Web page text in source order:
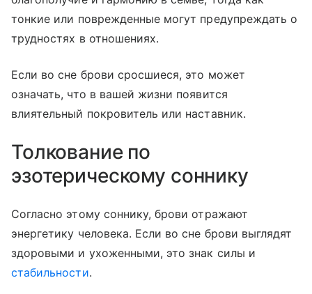
тонкие или поврежденные могут предупреждать о
трудностях в отношениях.
Если во сне брови сросшиеся, это может
означать, что в вашей жизни появится
влиятельный покровитель или наставник.
Толкование по
эзотерическому соннику
Согласно этому соннику, брови отражают
энергетику человека. Если во сне брови выглядят
здоровыми и ухоженными, это знак силы и
стабильности.